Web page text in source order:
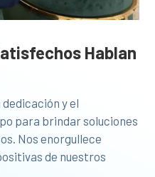
Hablan
y el
para brindar soluciones
Nos enorgullece
de nuestros